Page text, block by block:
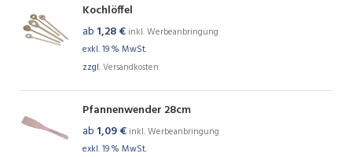
Kochlöffel
ab 1,28€ inkl. Werbeanbringung
exkl. 19 % MwSt.
zzgl.Versandkosten
Pfannenwender 28cm
ab 1,09€ inkl. Werbeanbringung
exkl. 19 % MwSt.